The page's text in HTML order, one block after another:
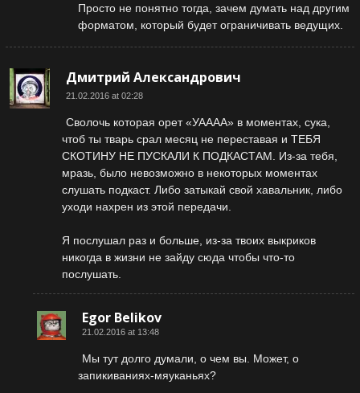
Просто не понятно тогда, зачем думать над другим
форматом, который будет ограничивать ведущих.
Дмитрий Александрович
21.02.2016 at 02:28
Сволочь которая орет «УАААА» в моментах, сука,
чтоб ты тварь срал месяц не переставая и ТЕБЯ
СКОТИНУ НЕ ПУСКАЛИ К ПОДКАСТАМ. Из-за тебя,
мразь, было невозможно в некоторых моментах
слушать подкаст. Либо затыкай свой хавальник, либо
уходи нахрен из этой передачи.
Я послушал раз и больше, из-за твоих выкриков
никогда в жизни не зайду сюда чтобы что-то
послушать.
Egor Belikov
21.02.2016 at 13:48
Мы тут долго думали, о чем вы. Может, о
запикиваниях-мяуканьях?